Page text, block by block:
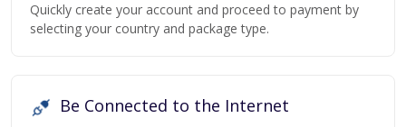
Quickly create your account and proceed to payment by
selecting your country and package type.
Be Connected to the Internet